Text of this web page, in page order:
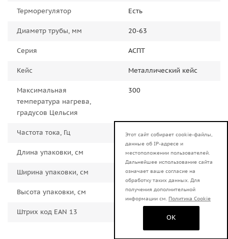
Терморегулятор Есть
Диаметр трубы, мм 20-63
Серия АСПТ
Кейс Металлический кейс
Максимальная
температура нагрева,
градусов Цельсия
300
Частота тока, Гц 50
Длина упаковки, см 35
Ширина упаковки, см 25
Высота упаковки, см 25
Штрих код EAN 13
Этот сайт собирает cookie-файлы,
данные об IP-адресе и
местоположении пользователей.
Дальнейшее использование сайта
означает ваше согласие на
обработку таких данных. Для
получения дополнительной
информации см. Политика Cookie
OK